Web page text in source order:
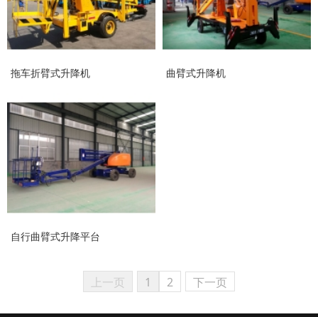
拖车折臂式升降机 曲臂式升降机
自行曲臂式升降平台
上一页 1 2 下一页